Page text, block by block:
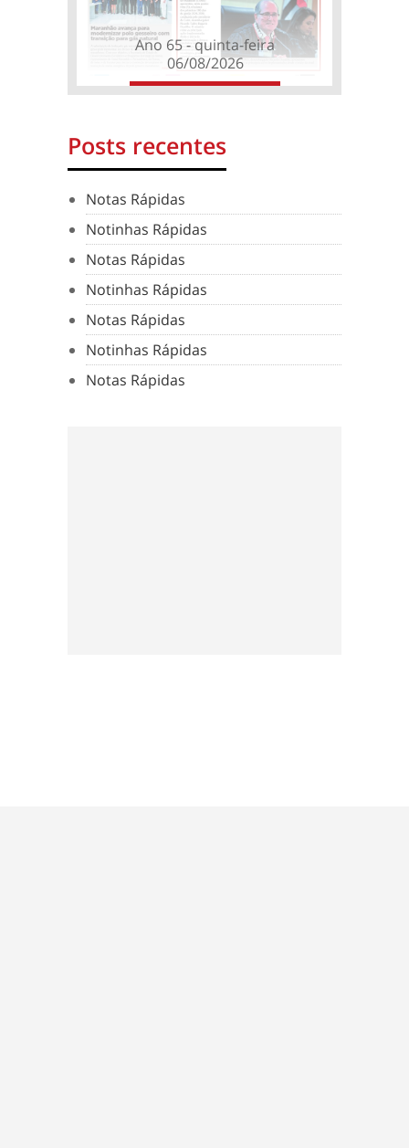
Ano 65 - quinta-feira
06/08/2026
Posts recentes
Notas Rápidas
Notinhas Rápidas
Notas Rápidas
Notinhas Rápidas
Notas Rápidas
Notinhas Rápidas
Notas Rápidas